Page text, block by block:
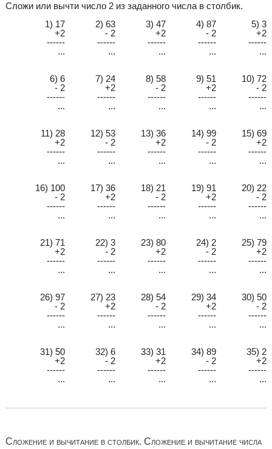
Сложи или вычти число 2 из заданного числа в столбик.
1) 17
2) 63 3) 47 4) 87
5) 3
+2
- 2 +2 - 2
+2
------
------ ------ ------
------
...
... ... ... ...
6) 6 7) 24 8) 58 9) 51
10) 72
- 2
+2 - 2 +2
- 2
------
------ ------ ------
------
...
... ... ... ...
11) 28 12) 53 13) 36 14) 99
15) 69
+2
- 2 +2 - 2
+2
------
------ ------ ------
------
...
... ... ... ...
16) 100 17) 36 18) 21 19) 91
20) 22
- 2
+2 - 2 +2
- 2
------
------ ------ ------
------
...
... ... ... ...
21) 71 22) 3 23) 80 24) 2
25) 79
+2
- 2 +2 - 2
+2
------
------ ------ ------
------
...
... ... ... ...
26) 97 27) 23 28) 54 29) 34
30) 50
- 2
+2 - 2 +2
- 2
------
------ ------ ------
------
...
... ... ... ...
31) 50 32) 6 33) 31 34) 89
35) 2
+2
- 2 +2 - 2
+2
------
------ ------ ------
------
...
... ... ... ...
Сложение и вычитание в столбик. Сложение и вычитание числа